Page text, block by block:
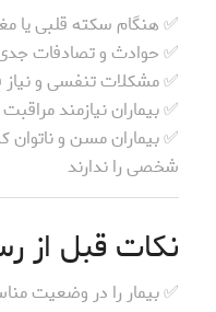
✅ هنگام سکته قلبی یا
✅ حوادث و تصادفات
✅ مشکلات تنفسی و
✅ بیماران نیازمند
✅ بیماران مسن و ناتوان
شخصی را ندارند
نکات قبل از
✅ بیمار را در وضعیت